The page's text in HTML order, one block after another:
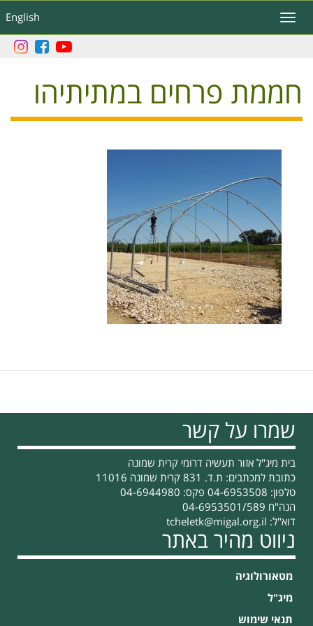
לתוכן
העיקרי
English
Toggle
navigation
חממת פרחים במתיתיהו
שמרו על קשר
בית מיג"ל אזור תעשיה דרומי קרית שמונה
כתובת למכתבים: ת.ד. 831 קרית שמונה 11016
טלפון: 04-6953508 פקס: 04-6944980
הנה"ח 04-6953501/589
דוא"ל: tcheletk@migal.org.il
ניווט מהיר באתר
מטאורולוגיה
מיג"ל
תנאי שימוש